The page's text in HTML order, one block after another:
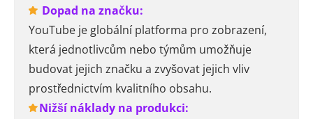
Dopad na značku:
YouTube je globální platforma pro zobrazení,
která jednotlivcům nebo týmům umožňuje
budovat jejich značku a zvyšovat jejich vliv
prostřednictvím kvalitního obsahu.
Nižší náklady na produkci: